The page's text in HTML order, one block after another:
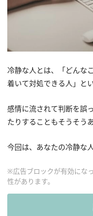
冷静な人とは、「どんな
着いて対処できる人」と
感情に流されて判断を誤
たりすることもそうそう
今回は、あなたの冷静な
※広告ブロックが有効にな
性があります。